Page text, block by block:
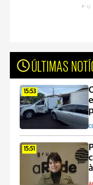
ÚLTIMAS
15:53
15:51